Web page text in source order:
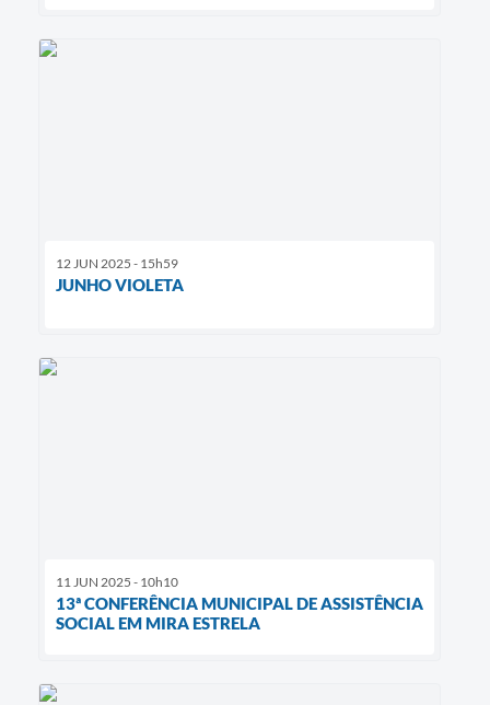
12 JUN 2025 - 15h59
JUNHO VIOLETA
11 JUN 2025 - 10h10
13ª CONFERÊNCIA MUNICIPAL DE ASSISTÊNCIA
SOCIAL EM MIRA ESTRELA